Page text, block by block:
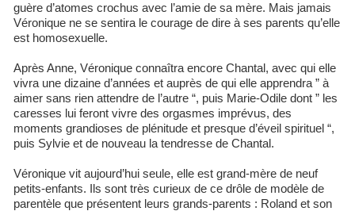
guère d’atomes crochus avec l’amie de sa mère. Mais jamais
Véronique ne se sentira le courage de dire à ses parents qu’elle
est homosexuelle.
Après Anne, Véronique connaîtra encore Chantal, avec qui elle
vivra une dizaine d’années et auprès de qui elle apprendra ” à
aimer sans rien attendre de l’autre “, puis Marie-Odile dont ” les
caresses lui feront vivre des orgasmes imprévus, des
moments grandioses de plénitude et presque d’éveil spirituel “,
puis Sylvie et de nouveau la tendresse de Chantal.
Véronique vit aujourd’hui seule, elle est grand-mère de neuf
petits-enfants. Ils sont très curieux de ce drôle de modèle de
parentèle que présentent leurs grands-parents : Roland et son